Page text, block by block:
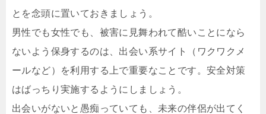
とを念頭に置いておきましょう。
男性でも女性でも、被害に見舞われて酷いことになら
ないよう保身するのは、出会い系サイト（ワクワクメ
ールなど）を利用する上で重要なことです。安全対策
はばっちり実施するようにしましょう。
出会いがないと愚痴っていても、未来の伴侶が出てく